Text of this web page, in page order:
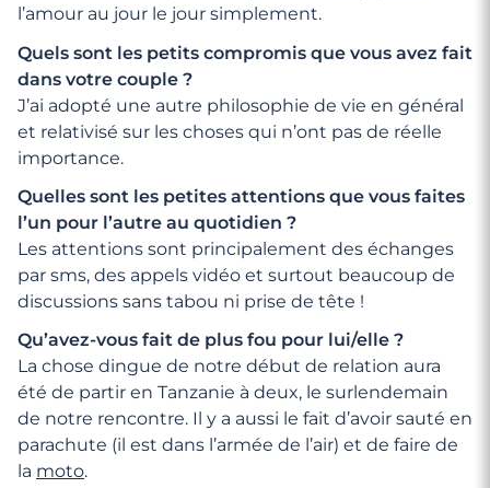
l’amour au jour le jour simplement.
Quels sont les petits compromis que vous avez fait
dans votre couple ?
J’ai adopté une autre philosophie de vie en général
et relativisé sur les choses qui n’ont pas de réelle
importance.
Quelles sont les petites attentions que vous faites
l’un pour l’autre au quotidien ?
Les attentions sont principalement des échanges
par sms, des appels vidéo et surtout beaucoup de
discussions sans tabou ni prise de tête !
Qu’avez-vous fait de plus fou pour lui/elle ?
La chose dingue de notre début de relation aura
été de partir en Tanzanie à deux, le surlendemain
de notre rencontre. Il y a aussi le fait d’avoir sauté en
parachute (il est dans l’armée de l’air) et de faire de
la moto.